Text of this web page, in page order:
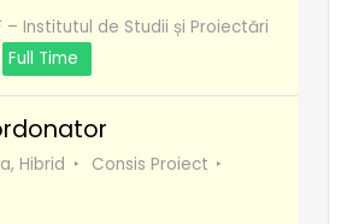
– Institutul de Studii și Proiectări
Full Time
Hibrid
Consis Proiect